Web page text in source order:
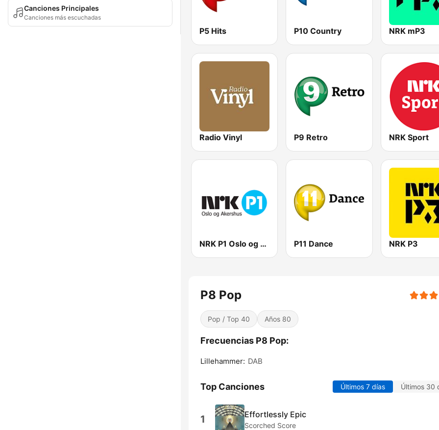
Canciones Principales
Canciones más escuchadas
P5 Hits P10 Country NRK mP3
Radio Vinyl P9 Retro NRK Sport
NRK P1 Oslo og Akershus P11 Dance NRK P3
P8 Pop
Pop / Top 40 Años 80
Frecuencias P8 Pop:
Lillehammer: DAB
Top Canciones Últimos 7 días Últimos 30
1 Effortlessly Epic
Scorched Score